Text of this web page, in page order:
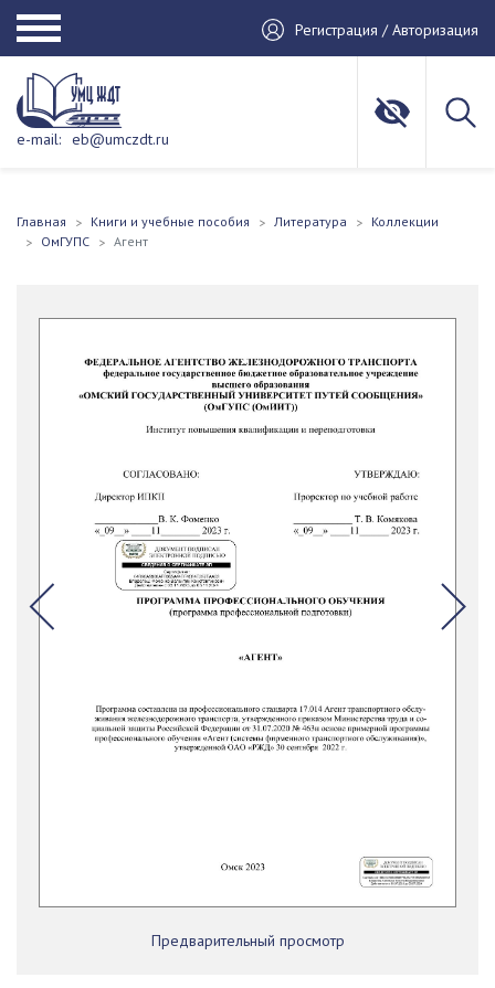
Регистрация / Авторизация
e-mail: eb@umczdt.ru
Главная Книги и учебные пособия Литература
Коллекции
ОмГУПС
Агент
Предварительный просмотр